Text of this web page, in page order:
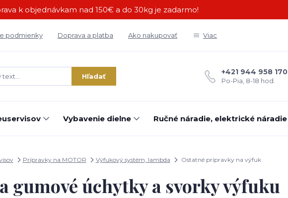
k objednávkam nad 150€ a do 30kg je zadarmo!
podmienky Doprava a platba Ako nakupovať Viac
Hľadať +421 944 958 170
Po-Pia, 8-18 hod.
Vybavenie dielne Ručné náradie, elektrické náradie
Prípravky na MOTOR Výfukový systém, lambda Ostatné prípravky na výfuk
gumové úchytky a svorky výfuku